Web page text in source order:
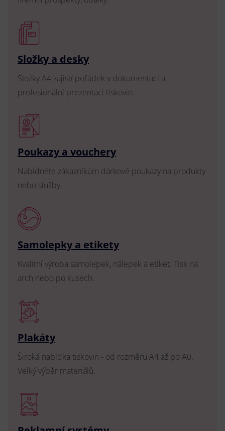
Složky a desky
Složky A4 zajistí pořádek v dokumentaci a
profesionální prezentaci tiskovin.
Poukazy a vouchery
Nabídněte zákazníkům dárkové poukazy na produkty
nebo služby.
Samolepky a etikety
Kvalitní výroba samolepek, nálepek a etiket. Tisk na
arch nebo po kusech.
Plakáty
Široká nabídka tiskovin - od rozměru A4 až po A0.
Velký výběr materiálů.